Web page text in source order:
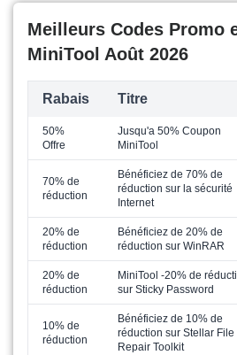
Meilleurs Codes Promo
MiniTool Août 2026
Rabais Titre
50%
Offre
Jusqu'a 50% Coupon
MiniTool
70% de
réduction
Bénéficiez de 70% de
réduction sur la sécurité
Internet
20% de
réduction
Bénéficiez de 20% de
réduction sur WinRAR
20% de
réduction
MiniTool -20% de
sur Sticky Password
10% de
réduction
Bénéficiez de 10% de
réduction sur Stellar File
Repair Toolkit